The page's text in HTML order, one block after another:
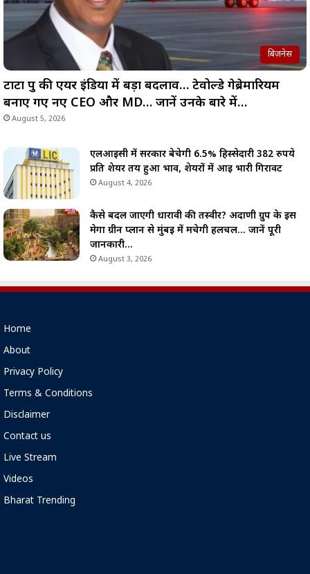
बिज़नेस
टाटा ग्रुप की एयर इंडिया में बड़ा बदलाव… टेवोल्डे गेब्रेमारियम
बनाए गए नए CEO और MD… जानें उनके बारे में…
August 5, 2026
एलआईसी में सरकार बेचेगी 6.5% हिस्सेदारी 382 रुपये
प्रति शेयर तय हुआ भाव, शेयरों में आई भारी गिरावट
August 4, 2026
कैसे बदल जाएगी धारावी की तस्वीर? अदाणी ग्रुप के इस
मेगा ग्रीन प्लान से मुंबई में मचेगी हलचल… जानें पूरी
जानकारी…
August 3, 2026
Home
About
Privacy Policy
Terms & Conditions
Disclaimer
Contact us
Live Stream
Videos
Bharat Trending